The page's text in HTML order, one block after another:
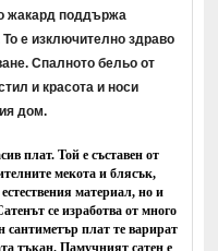
жакард поддържа
е изключително здраво
Спалното бельо от
и красота и носи
дом.
плат. Той е съставен от
мекота и блясък,
материал, но и
се изработва от много
сантиметър плат те варират
тъкан. Памучният сатен е